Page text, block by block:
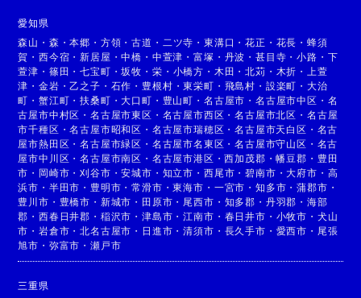
愛知県
森山 ・ 森 ・本郷 ・ 方領 ・古道 ・ 二ツ寺 ・ 東溝口 ・花正 ・ 花長 ・ 蜂須
賀 ・西今宿 ・新居屋 ・中橋 ・ 中萱津 ・富塚 ・ 丹波 ・ 甚目寺 ・小路 ・ 下
萱津 ・ 篠田 ・七宝町 ・坂牧 ・ 栄 ・ 小橋方 ・ 木田 ・北苅 ・ 木折 ・ 上萱
津 ・金岩 ・乙之子 ・ 石作 ・ 豊根村 ・東栄町 ・ 飛島村 ・ 設楽町 ・ 大治
町 ・蟹江町 ・扶桑町 ・大口町 ・ 豊山町 ・ 名古屋市 ・ 名古屋市中区 ・ 名
古屋市中村区 ・名古屋市東区 ・ 名古屋市西区 ・名古屋市北区 ・ 名古屋
市千種区 ・名古屋市昭和区 ・ 名古屋市瑞穂区 ・名古屋市天白区 ・ 名古
屋市熱田区 ・名古屋市緑区 ・ 名古屋市名東区 ・名古屋市守山区 ・ 名古
屋市中川区 ・名古屋市南区 ・ 名古屋市港区 ・西加茂郡 ・幡豆郡 ・ 豊田
市 ・ 岡崎市 ・刈谷市 ・安城市 ・ 知立市 ・ 西尾市 ・碧南市 ・大府市 ・ 高
浜市 ・ 半田市 ・ 豊明市 ・常滑市 ・東海市 ・ 一宮市 ・ 知多市 ・蒲郡市 ・
豊川市 ・ 豊橋市 ・ 新城市 ・ 田原市 ・ 尾西市 ・ 知多郡 ・ 丹羽郡 ・ 海部
郡 ・西春日井郡 ・ 稲沢市 ・津島市 ・江南市 ・ 春日井市 ・ 小牧市 ・ 犬山
市 ・岩倉市 ・北名古屋市 ・ 日進市 ・清須市 ・ 長久手市 ・ 愛西市 ・ 尾張
旭市 ・ 弥富市 ・瀬戸市
三重県